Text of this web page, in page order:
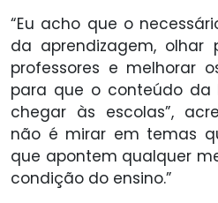
“Eu acho que o
da aprendizagem,
professores e melhorar
para que o conteúdo da
chegar às escolas”,
não é mirar em temas
que apontem qualquer
condição do ensino.”